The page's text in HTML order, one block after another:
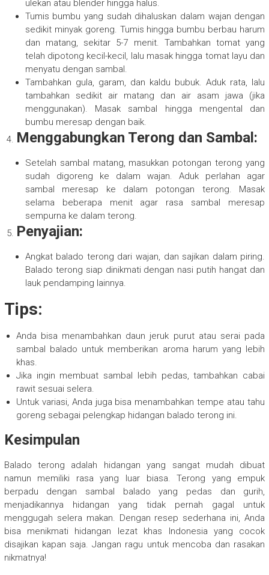
ulekan atau blender hingga halus.
Tumis bumbu yang sudah dihaluskan dalam wajan dengan
sedikit minyak goreng. Tumis hingga bumbu berbau harum
dan matang, sekitar 5-7 menit. Tambahkan tomat yang
telah dipotong kecil-kecil, lalu masak hingga tomat layu dan
menyatu dengan sambal.
Tambahkan gula, garam, dan kaldu bubuk. Aduk rata, lalu
tambahkan sedikit air matang dan air asam jawa (jika
menggunakan). Masak sambal hingga mengental dan
bumbu meresap dengan baik.
Menggabungkan Terong dan Sambal:
Setelah sambal matang, masukkan potongan terong yang
sudah digoreng ke dalam wajan. Aduk perlahan agar
sambal meresap ke dalam potongan terong. Masak
selama beberapa menit agar rasa sambal meresap
sempurna ke dalam terong.
Penyajian:
Angkat balado terong dari wajan, dan sajikan dalam piring.
Balado terong siap dinikmati dengan nasi putih hangat dan
lauk pendamping lainnya.
Tips:
Anda bisa menambahkan daun jeruk purut atau serai pada
sambal balado untuk memberikan aroma harum yang lebih
khas.
Jika ingin membuat sambal lebih pedas, tambahkan cabai
rawit sesuai selera.
Untuk variasi, Anda juga bisa menambahkan tempe atau tahu
goreng sebagai pelengkap hidangan balado terong ini.
Kesimpulan
Balado terong adalah hidangan yang sangat mudah dibuat
namun memiliki rasa yang luar biasa. Terong yang empuk
berpadu dengan sambal balado yang pedas dan gurih,
menjadikannya hidangan yang tidak pernah gagal untuk
menggugah selera makan. Dengan resep sederhana ini, Anda
bisa menikmati hidangan lezat khas Indonesia yang cocok
disajikan kapan saja. Jangan ragu untuk mencoba dan rasakan
nikmatnya!